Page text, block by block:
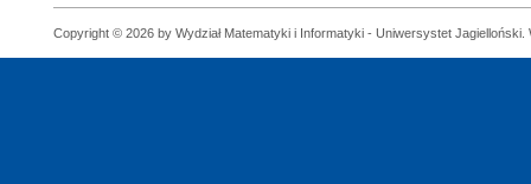
Copyright © 2026 by Wydział Matematyki i Informatyki - Uniwersystet